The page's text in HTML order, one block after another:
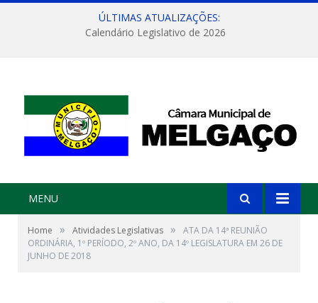
ÚLTIMAS ATUALIZAÇÕES:
Calendário Legislativo de 2026
MENU
Home » Atividades Legislativas »
ATA DA 14ª REUNIÃO
ORDINÁRIA, 1º PERÍODO, 2º ANO, DA 14º LEGISLATURA EM 26 DE
JUNHO DE 2018